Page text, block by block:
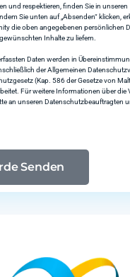
und respektieren, finden Sie in unseren
Sie unten auf „Absenden“ klicken,
die oben angegebenen persönlichen
Inhalte zu liefern.
Daten werden in
der Allgemeinen
(Kap. 586 der Gesetze von
Für weitere Informationen über die
an unseren Datenschutzbeauftragten
Senden